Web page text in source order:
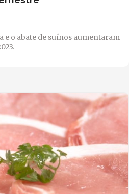
e o abate de suínos aumentaram